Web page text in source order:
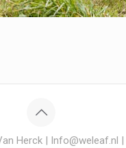
Herck | Info@weleaf.nl |